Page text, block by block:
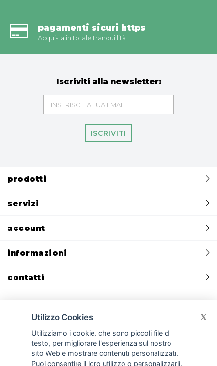
pagamenti sicuri https
Acquista in totale tranquillità
Iscriviti alla newsletter:
ISCRIVITI
prodotti
servizi
account
informazioni
contatti
Privacy policy Cookie policy CREDITS: Devmiup.it|Gomma siliconica
Gomma per stampi e per calchi|Gomma poliuretanica per cemento
Silicone liquido per stampi e silicone per calchi Cemento GFRC
Smooth-On
| Resine poliuretaniche | Gessi per stampi e manufatti
Utilizzo Cookies
Utilizziamo i cookie, che sono piccoli file di
testo, per migliorare l'esperienza sul nostro
sito Web e mostrare contenuti personalizzati.
Puoi consentire il loro utilizzo o personalizzarli.
X